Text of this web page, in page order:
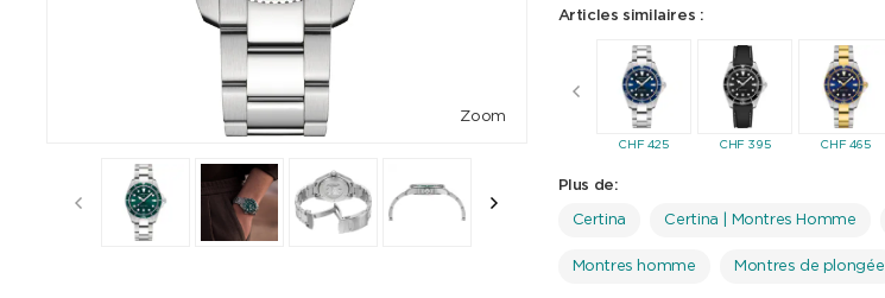
Zoom
Articles similaires :
CHF425 CHF395 CHF465
Plus de:
Certina Certina | Montres Homme
Montres homme Montres de plongée